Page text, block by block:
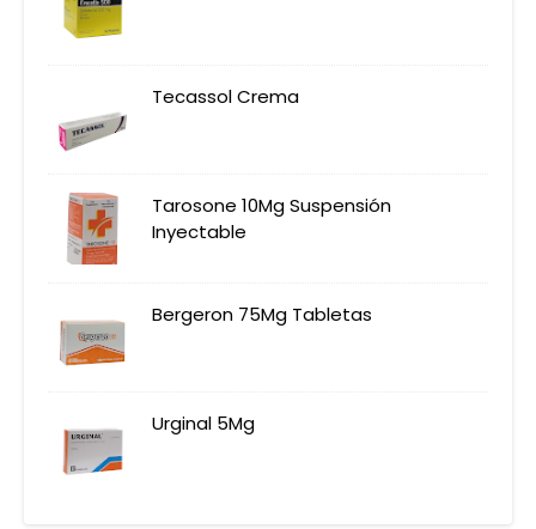
Tecassol Crema
Tarosone 10Mg Suspensión
Inyectable
Bergeron 75Mg Tabletas
Urginal 5Mg